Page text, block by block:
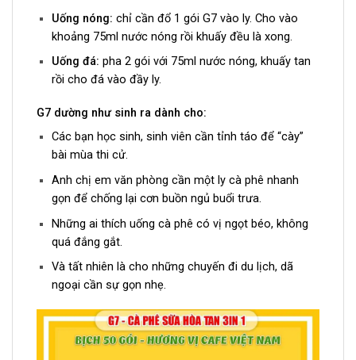
Uống nóng: chỉ cần đổ 1 gói G7 vào ly. Cho vào
khoảng 75ml nước nóng rồi khuấy đều là xong.
Uống đá: pha 2 gói với 75ml nước nóng, khuấy tan
rồi cho đá vào đầy ly.
G7 dường như sinh ra dành cho:
Các bạn học sinh, sinh viên cần tỉnh táo để “cày”
bài mùa thi cử.
Anh chị em văn phòng cần một ly cà phê nhanh
gọn để chống lại cơn buồn ngủ buổi trưa.
Những ai thích uống cà phê có vị ngọt béo, không
quá đắng gắt.
Và tất nhiên là cho những chuyến đi du lịch, dã
ngoại cần sự gọn nhẹ.